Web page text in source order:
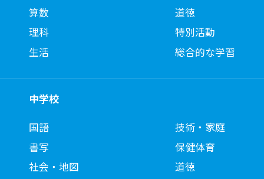
算数
理科
生活
道徳
特別活動
総合的な学習
中学校
国語
書写
社会・地図
技術・家庭
保健体育
道徳